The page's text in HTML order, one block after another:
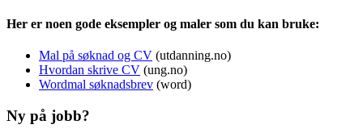
Her er noen gode eksempler og maler som du kan bruke:
Mal på søknad og CV (utdanning.no)
Hvordan skrive CV (ung.no)
Wordmal søknadsbrev (word)
Ny på jobb?